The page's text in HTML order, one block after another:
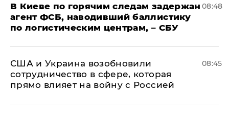
В Киеве по горячим следам задержан
агент ФСБ, наводивший баллистику
по логистическим центрам, – СБУ
08:48
США и Украина возобновили
сотрудничество в сфере, которая
прямо влияет на войну с Россией
08:45